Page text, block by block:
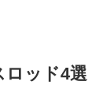
ロッド4選